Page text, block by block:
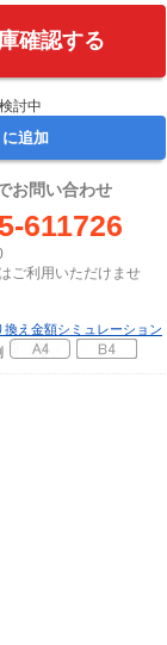
確認する
討中
追加
お問い合わせ
611726
ご利用いただけませ
換え金額シミュレーション